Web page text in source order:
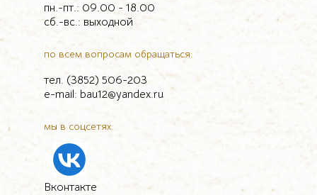
по всем вопросам обращаться:
тел. (3852) 506-203
e-mail: bau12@yandex.ru
пн.-пт.: 09.00 - 18.00
сб.-вс.: выходной
мы в соцсетях:
Вконтакте